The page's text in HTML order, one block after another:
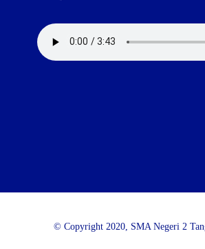
© Copyright 2020, SMA Negeri 2